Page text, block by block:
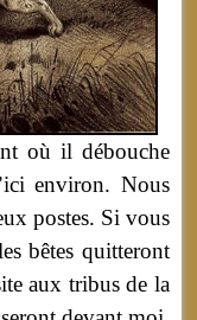
où il débouche
environ. Nous
postes. Si vous
bêtes quitteront
aux tribus de la